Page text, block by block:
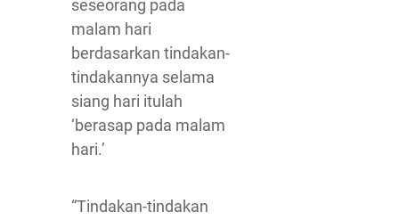
seseorang pada
malam hari
berdasarkan tindakan-
tindakannya selama
siang hari itulah
‘berasap pada malam
hari.’
“Tindakan-tindakan